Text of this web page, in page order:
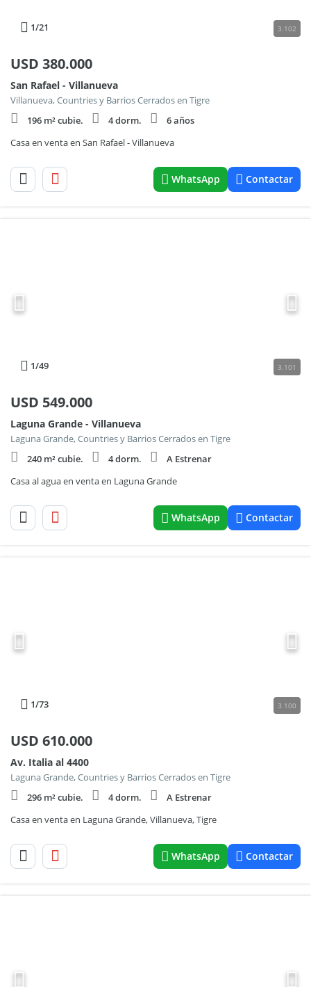
1/21 3.102
USD 380.000
San Rafael - Villanueva
Villanueva, Countries y Barrios Cerrados en Tigre
196 m² cubie.
4 dorm.
6 años
Casa en venta en San Rafael - Villanueva
WhatsApp Contactar
1/49 3.101
USD 549.000
Laguna Grande - Villanueva
Laguna Grande, Countries y Barrios Cerrados en Tigre
240 m² cubie.
4 dorm.
A Estrenar
Casa al agua en venta en Laguna Grande
WhatsApp Contactar
1/73 3.100
USD 610.000
Av. Italia al 4400
Laguna Grande, Countries y Barrios Cerrados en Tigre
296 m² cubie.
4 dorm.
A Estrenar
Casa en venta en Laguna Grande, Villanueva, Tigre
WhatsApp Contactar